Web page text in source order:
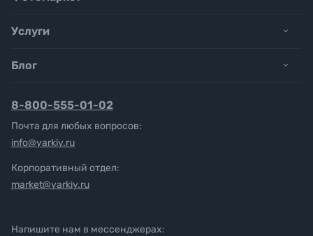
Услуги
Блог
8-800-555-01-02
Почта для любых вопросов:
info@yarkiy.ru
Корпоративный отдел:
market@yarkiy.ru
Напишите нам в мессенджерах: